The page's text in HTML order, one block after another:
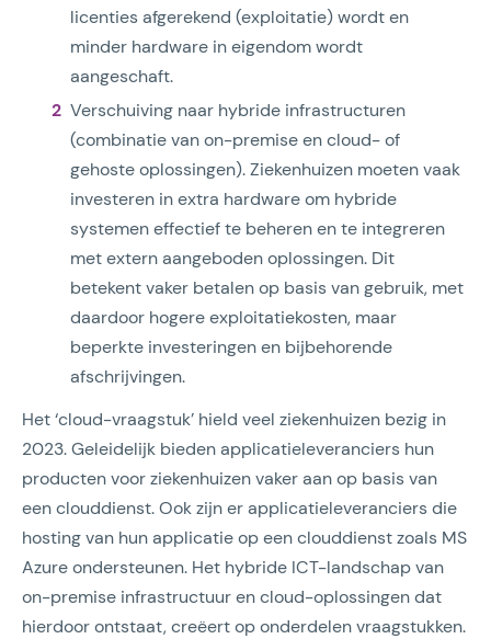
licenties afgerekend (exploitatie) wordt en
minder hardware in eigendom wordt
aangeschaft.
Verschuiving naar hybride infrastructuren
(combinatie van on-premise en cloud- of
gehoste oplossingen). Ziekenhuizen moeten vaak
investeren in extra hardware om hybride
systemen effectief te beheren en te integreren
met extern aangeboden oplossingen. Dit
betekent vaker betalen op basis van gebruik, met
daardoor hogere exploitatiekosten, maar
beperkte investeringen en bijbehorende
afschrijvingen.
Het ‘cloud-vraagstuk’ hield veel ziekenhuizen bezig in
2023. Geleidelijk bieden applicatieleveranciers hun
producten voor ziekenhuizen vaker aan op basis van
een clouddienst. Ook zijn er applicatieleveranciers die
hosting van hun applicatie op een clouddienst zoals MS
Azure ondersteunen. Het hybride ICT-landschap van
on-premise infrastructuur en cloud-oplossingen dat
hierdoor ontstaat, creëert op onderdelen vraagstukken.